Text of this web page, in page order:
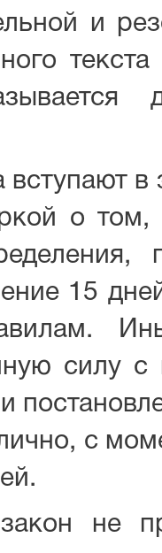
и
вступают
о
15
силу
с
не